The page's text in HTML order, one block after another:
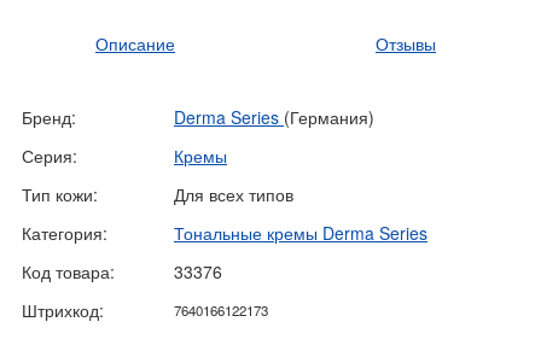
Описание Отзывы
Бренд: Derma Series (Германия)
Серия:
Кремы
Тип кожи:
Для всех типов
Категория:
Тональные кремы Derma Series
Код товара:
33376
Штрихкод:
7640166122173